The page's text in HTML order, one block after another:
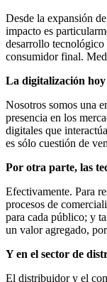
Desde la expansión
impacto es
desarrollo tecnológico
consumidor final.
La digitalización hoy
Nosotros somos una
presencia en los
digitales que
es sólo cuestión de
Por otra parte, las
Efectivamente. Para
procesos de
para cada público; y
un valor agregado,
Y en el sector de
El distribuidor y el